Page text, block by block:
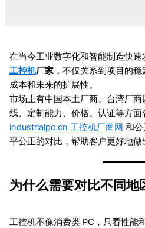
在当今工业数字化和智能制造快速
工控机厂家，不仅关系到项目的
成本和未来的扩展性。
市场上有中国本土厂商、台湾厂
线、定制能力、价格、认证等方
industrialpc.cn 工控机厂商网 和
平公正的对比，帮助客户更好地做
为什么需要对比不同地
工控机不像消费类 PC，只看性能